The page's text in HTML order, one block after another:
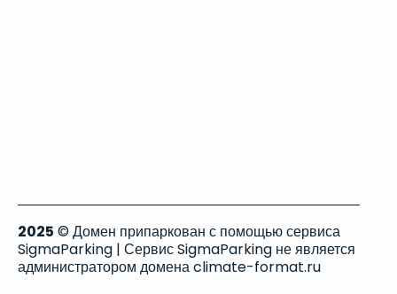
2025 © Домен припаркован с помощью сервиса
SigmaParking | Сервис SigmaParking не является
администратором домена climate-format.ru